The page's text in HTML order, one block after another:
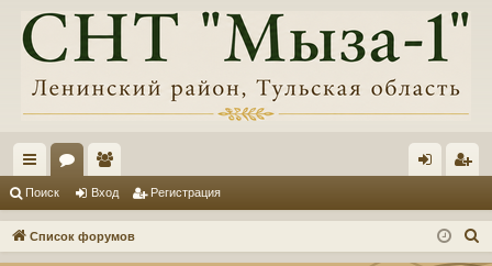
с
ы ум
ол
ьз д ис
Поиск Вход Регистрация
Список форумов